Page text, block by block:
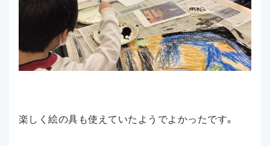
楽しく絵の具も使えていたようでよかったです。